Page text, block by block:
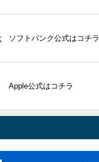
ソフトバンク公式はコチラ
Apple公式はコチラ